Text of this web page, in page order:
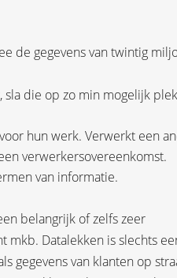
de gegevens van twintig
sla die op zo min mogelijk
hun werk. Verwerkt een
verwerkersovereenkomst.
van informatie.
belangrijk of zelfs zeer
mkb. Datalekken is slechts
gegevens van klanten op